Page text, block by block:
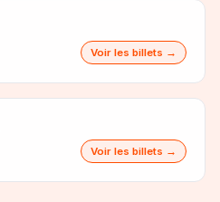
Voir les billets →
Voir les billets →